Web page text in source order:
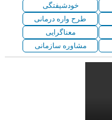
خودشیفتگی
طرح واره درمانی
معناگرایی
مشاوره سازمانی